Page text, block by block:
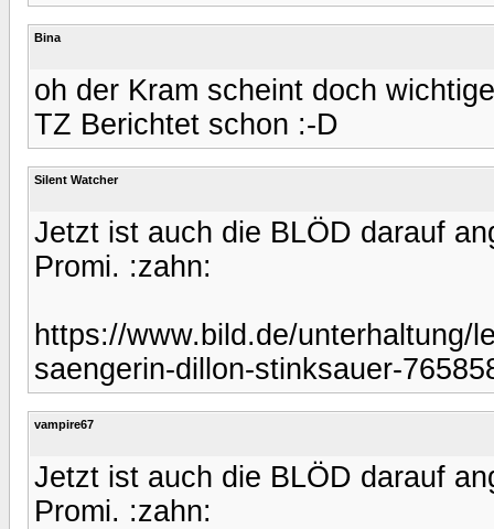
Bina
oh der Kram scheint doch
TZ Berichtet schon :-D
Silent Watcher
Jetzt ist auch die BLÖD darauf
Promi. :zahn:
https://www.bild.de/unterhaltung/
saengerin-dillon-stinksauer-
vampire67
Jetzt ist auch die BLÖD darauf
Promi. :zahn: